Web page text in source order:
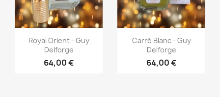
Aperçu rapide
Royal Orient - Guy
Delforge
64,00 €
Aperçu rapide
Carré Blanc - Guy
Delforge
64,00 €